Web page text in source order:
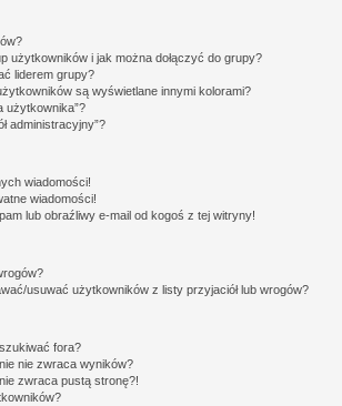
użytkowników i jak można dołączyć do grupy?
liderem grupy?
są wyświetlane innymi kolorami?
użytkownika”?
administracyjny”?
wiadomości!
wiadomości!
lub obraźliwy e-mail od kogoś z tej witryny!
usuwać użytkowników z listy przyjaciół lub wrogów?
fora?
nie zwraca wyników?
zwraca pustą stronę?!